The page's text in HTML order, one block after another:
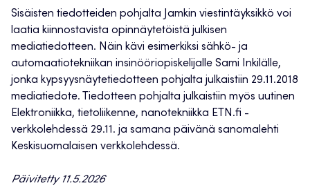
Sisäisten tiedotteiden pohjalta Jamkin viestintäyksikkö voi
laatia kiinnostavista opinnäytetöistä julkisen
mediatiedotteen. Näin kävi esimerkiksi sähkö- ja
automaatiotekniikan insinööriopiskelijalle Sami Inkilälle,
jonka kypsyysnäytetiedotteen pohjalta julkaistiin 29.11.2018
mediatiedote. Tiedotteen pohjalta julkaistiin myös uutinen
Elektroniikka, tietoliikenne, nanotekniikka ETN.fi -
verkkolehdessä 29.11. ja samana päivänä sanomalehti
Keskisuomalaisen verkkolehdessä.
Päivitetty 11.5.2026